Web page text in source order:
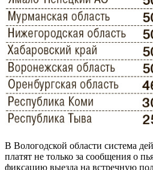
В Вологодской области система
платят не только за сообщения о
фиксацию выезда на встречную